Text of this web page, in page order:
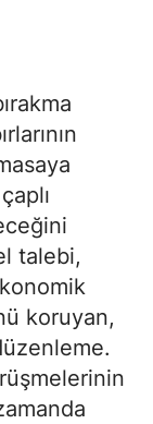
talebi,
koruyan,